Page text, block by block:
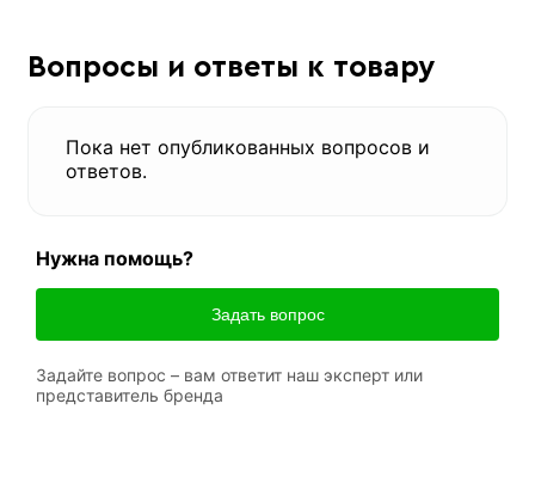
Вопросы и ответы к товару
Пока нет опубликованных вопросов и
ответов.
Нужна помощь?
Задать вопрос
Задайте вопрос – вам ответит наш эксперт или
представитель бренда